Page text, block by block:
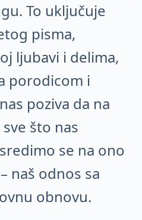
To uključuje
pisma,
ljubavi i delima,
porodicom i
poziva da na
što nas
se na ono
naš odnos sa
obnovu.